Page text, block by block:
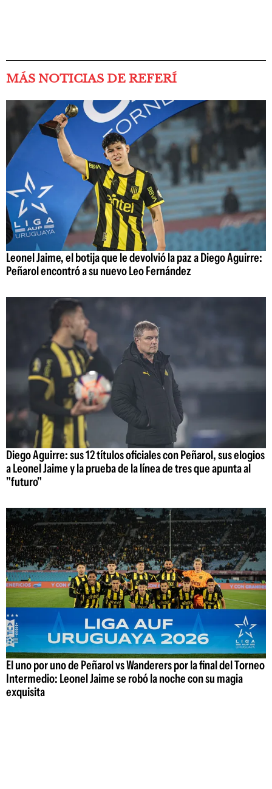
MÁS NOTICIAS DE REFERÍ
Leonel Jaime, el botija que le devolvió la paz a Diego Aguirre:
Peñarol encontró a su nuevo Leo Fernández
Diego Aguirre: sus 12 títulos oficiales con Peñarol, sus elogios
a Leonel Jaime y la prueba de la línea de tres que apunta al
"futuro"
El uno por uno de Peñarol vs Wanderers por la final del Torneo
Intermedio: Leonel Jaime se robó la noche con su magia
exquisita